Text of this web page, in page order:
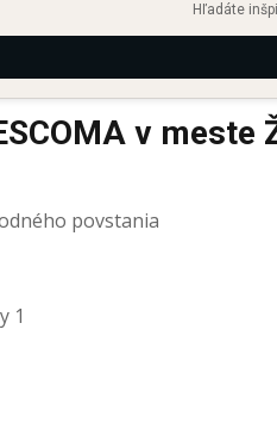
Hľadáte
v meste
povstania
1